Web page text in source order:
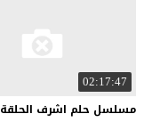
02:17:47
مسلسل حلم اشرف الحلقة